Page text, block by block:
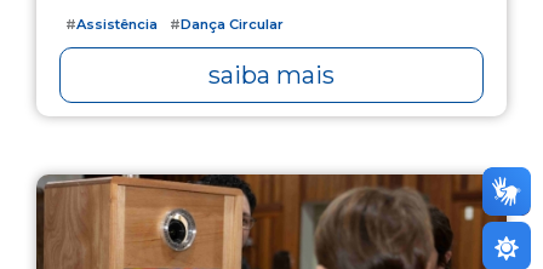
#Assistência #Dança Circular
saiba mais